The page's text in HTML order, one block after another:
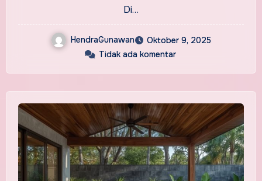
Di…
HendraGunawan
Oktober 9, 2025
Tidak ada komentar